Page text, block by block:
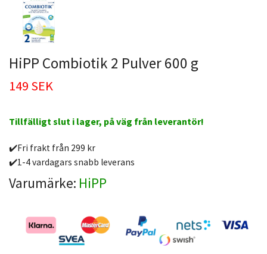
HiPP Combiotik 2 Pulver 600 g
149 SEK
Tillfälligt slut i lager, på väg från leverantör!
✔️Fri frakt från 299 kr
✔️1-4 vardagars snabb leverans
Varumärke: HiPP